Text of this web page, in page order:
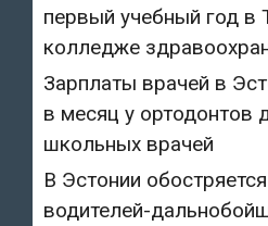
первый учебный год в
колледже
Зарплаты врачей в
в месяц у ортодонтов
школьных врачей
В Эстонии
водителей-